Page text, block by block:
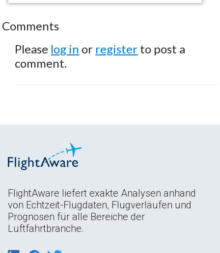
Comments
Please log in or register to post a
comment.
FlightAware liefert exakte Analysen anhand
von Echtzeit-Flugdaten, Flugverläufen und
Prognosen für alle Bereiche der
Luftfahrtbranche.